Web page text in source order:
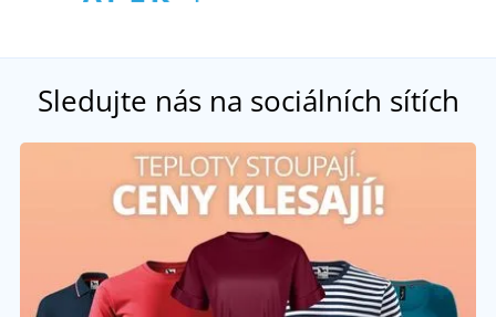
Sledujte nás na sociálních sítích